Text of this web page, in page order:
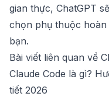
gian thực, ChatGPT
chọn phụ thuộc
bạn.
Bài viết liên quan về
Claude Code là gì?
tiết 2026